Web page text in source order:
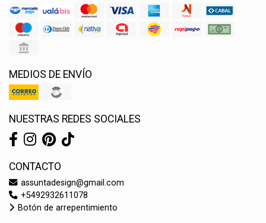
MEDIOS DE ENVÍO
NUESTRAS REDES SOCIALES
CONTACTO
assuntadesign@gmail.com
+5492932611078
Botón de arrepentimiento